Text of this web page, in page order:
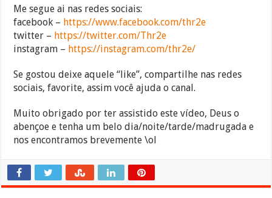
Me segue ai nas redes sociais:
facebook – https://www.facebook.com/thr2e
twitter – https://twitter.com/Thr2e
instagram – https://instagram.com/thr2e/
Se gostou deixe aquele “like”, compartilhe nas redes
sociais, favorite, assim você ajuda o canal.
Muito obrigado por ter assistido este vídeo, Deus o
abençoe e tenha um belo dia/noite/tarde/madrugada e
nos encontramos brevemente \ol